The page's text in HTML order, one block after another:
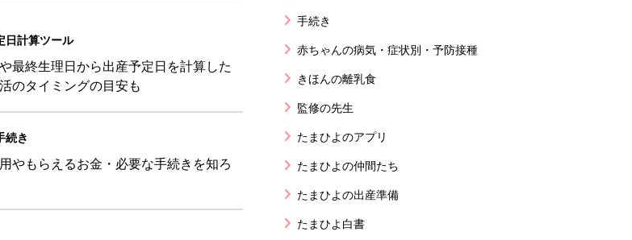
日計算ツール
最終生理日から出産予定日を計算した
のタイミングの目安も
続き
やもらえるお金・必要な手続きを知ろ
手続き
赤ちゃんの病気・症状別・予防接種
きほんの離乳食
監修の先生
たまひよのアプリ
たまひよの仲間たち
たまひよの出産準備
たまひよ白書